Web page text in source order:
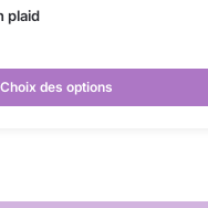
plaid
Choix des options